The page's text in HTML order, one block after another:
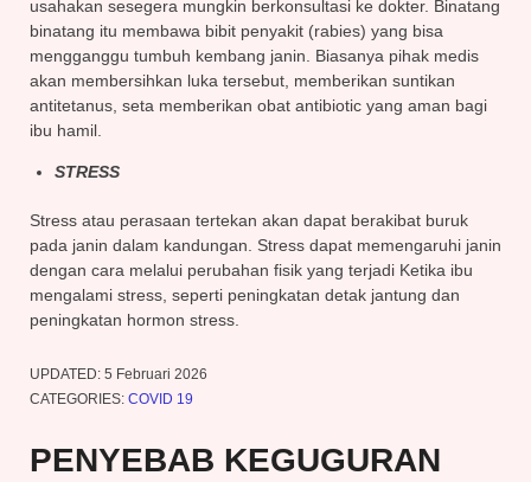
usahakan sesegera mungkin berkonsultasi ke dokter. Binatang
binatang itu membawa bibit penyakit (rabies) yang bisa
mengganggu tumbuh kembang janin. Biasanya pihak medis
akan membersihkan luka tersebut, memberikan suntikan
antitetanus, seta memberikan obat antibiotic yang aman bagi
ibu hamil.
STRESS
Stress atau perasaan tertekan akan dapat berakibat buruk
pada janin dalam kandungan. Stress dapat memengaruhi janin
dengan cara melalui perubahan fisik yang terjadi Ketika ibu
mengalami stress, seperti peningkatan detak jantung dan
peningkatan hormon stress.
UPDATED: 5 Februari 2026
CATEGORIES: COVID 19
PENYEBAB KEGUGURAN